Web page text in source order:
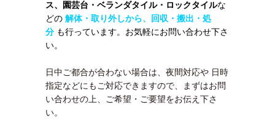
ス、園芸台・ ベランダタイル・ロックタイルな
どの 解体・取り外しから、回収・搬出・処
分 も行っています。お気軽にお問い合わせ下さ
い。
日中ご都合が合わない場合は、夜間対応や 日時
指定などにもご対応できますので、まずはお問
い合わせの上、ご希望・ご要望をお伝え下さ
い。